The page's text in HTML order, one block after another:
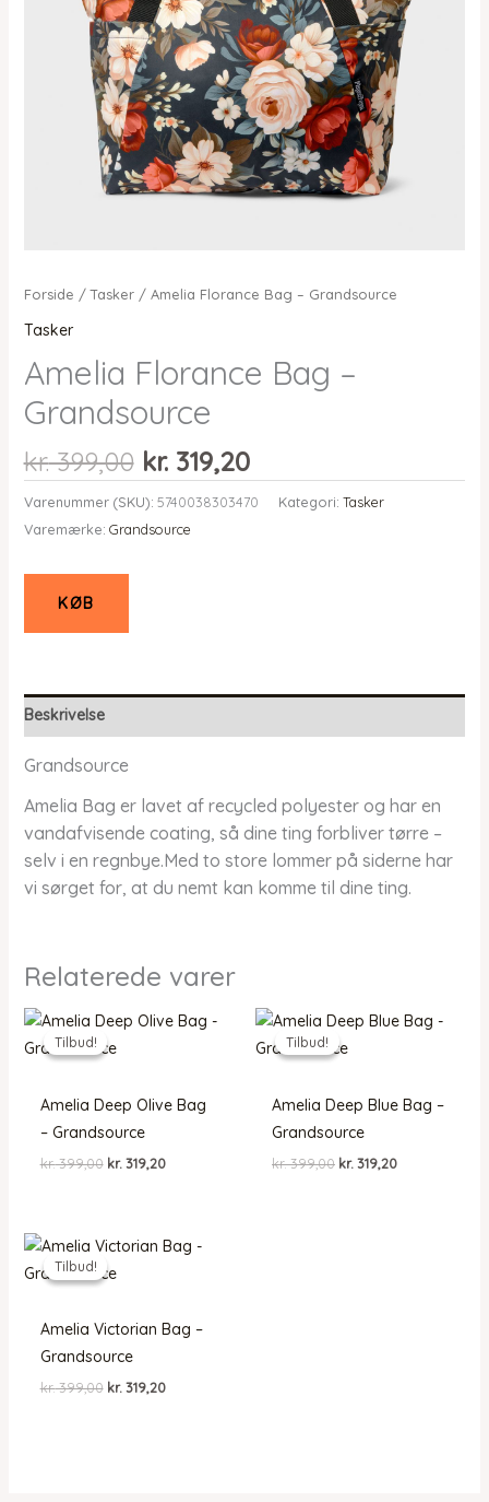
Forside /Tasker/ Amelia Florance Bag – Grandsource
Tasker
Amelia Florance Bag –
Grandsource
kr.399,00 Den
oprindelige
pris
var:
kr.319,20Den
aktuelle
pris
Varenummer (SKU): 5740038303470 Kategori: Tasker
Varemærke: Grandsource
KØB
Beskrivelse
Grandsource
Amelia Bag er lavet af recycled polyester og har en
vandafvisende coating, så dine ting forbliver tørre –
selv i en regnbye.Med to store lommer på siderne har
vi sørget for, at du nemt kan komme til dine ting.
Relaterede varer
Tilbud!
Tilbud!
Amelia Deep Olive Bag
– Grandsource
kr.399,00 Den
kr. 319,20Den
Tilbud!
Tilbud!
Amelia Deep Blue Bag –
Grandsource
kr.399,00 Den
kr. 319,20Den
Tilbud!
Tilbud!
Amelia Victorian Bag –
Grandsource
kr.399,00 Den
kr. 319,20Den